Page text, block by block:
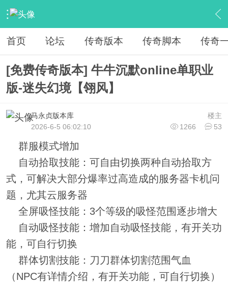
› 传奇服务端区 › 传奇版本下载 › 内容
首页 论坛 传奇版本 传奇脚本 传奇
[免费传奇版本] 牛牛沉默online单职业
版-迷失幻境【翎风】
楼主
马永贞版本库
1266
53
2026-6-5 06:02:10
群服模式增加
自动拾取技能：可自由切换两种自动拾取方
式，可解决大部分爆率过高造成的服务器卡机问
题，尤其云服务器
全屏吸怪技能：3个等级的吸怪范围逐步增大
自动吸怪技能：增加自动吸怪技能，有开关功
能，可自行切换
群体切割技能：刀刀群体切割范围气血
（NPC有详情介绍，有开关功能，可自行切换）